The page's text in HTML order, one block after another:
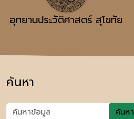
อุทยานประวัติศาสตร์ สุโขทัย
ค้นหา
ค้นหา